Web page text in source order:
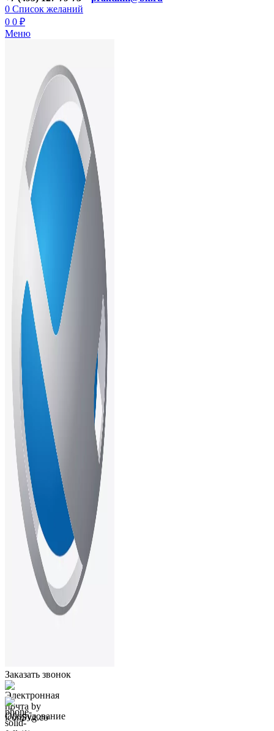
0 Список желаний
0 0 ₽
Меню
Заказать звонок
Оборудование